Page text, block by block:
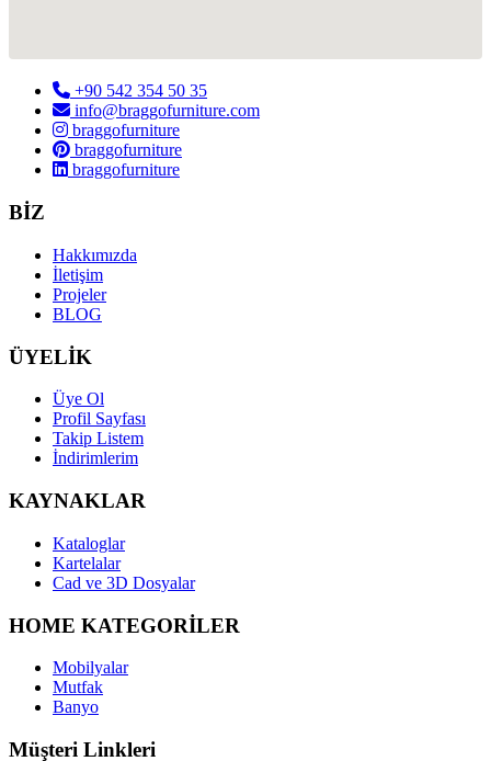
+90 542 354 50 35
info@braggofurniture.com
braggofurniture
braggofurniture
braggofurniture
BİZ
Hakkımızda
İletişim
Projeler
BLOG
ÜYELİK
Üye Ol
Profil Sayfası
Takip Listem
İndirimlerim
KAYNAKLAR
Kataloglar
Kartelalar
Cad ve 3D Dosyalar
HOME KATEGORİLER
Mobilyalar
Mutfak
Banyo
Müşteri Linkleri